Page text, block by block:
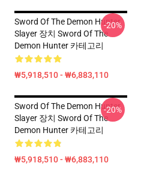
Sword Of The Demon Hunter
Slayer 장치 Sword Of The
Demon Hunter 카테고리
₩5,918,510 - ₩6,883,110
-20%
Sword Of The Demon Hunter
Slayer 장치 Sword Of The
Demon Hunter 카테고리
₩5,918,510 - ₩6,883,110
-20%